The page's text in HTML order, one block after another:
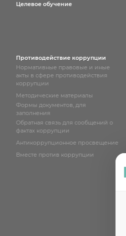
Целевое обучение
Противодействие коррупции
Нормативные правовые и иные
акты в сфере противодействия
коррупции
Методические материалы
Формы документов, для
заполнения
Обратная связь для сообщений о
фактах коррупции
Антикоррупционное просвещение
Вместе против коррупции